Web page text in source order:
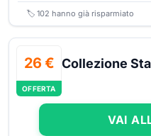
🏷️ 102 hanno già risparmiato
26 €
OFFERTA
Collezione
VAI